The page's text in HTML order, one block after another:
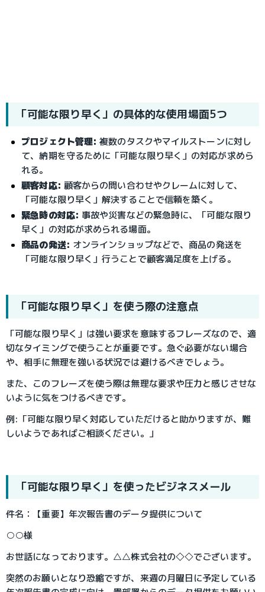
「可能な限り早く」の具体的な使用場面5つ
プロジェクト管理: 複数のタスクやマイルストーンに対し
て、納期を守るために「可能な限り早く」の対応が求めら
れる。
顧客対応: 顧客からの問い合わせやクレームに対して、
「可能な限り早く」解決することで信頼を築く。
緊急時の対応: 事故や災害などの緊急時に、「可能な限り
早く」の対応が求められる場面。
商品の発送: オンラインショップなどで、商品の発送を
「可能な限り早く」行うことで顧客満足度を上げる。
「可能な限り早く」を使う際の注意点
「可能な限り早く」は強い要求を意味するフレーズなので、適
切なタイミングで使うことが重要です。急ぐ必要がない場合
や、相手に無理を強いる状況では避けるべきでしょう。
また、このフレーズを使う際は無理な要求や圧力と感じさせな
いように気をつけるべきです。
例:「可能な限り早く対応していただけると助かりますが、難
しいようであればご相談ください。」
「可能な限り早く」を使ったビジネスメール
件名：【重要】年次報告書のデータ提供について
○○様
お世話になっております。△△株式会社の◇◇でございます。
突然のお願いとなり恐縮ですが、来週の月曜日に予定している